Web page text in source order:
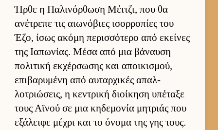
Ήρθε η Παλινόρ­θωση Μέιτζι, που θα
ανέτρεπε τις αιω­νόβιες ισορ­ροπίες του
Έζο, ίσως ακόμη περισ­σότερο από εκεί­νες
της Ια­πωνίας. Μέσα από μια βάναυση
πολιτική εκ­χέρ­σωσης και αποι­κισμού,
επιβαρυμένη από αυ­ταρ­χικές απαλ­
λοτριώσεις, η κεντρική διοί­κηση υπέταξε
τους Αϊνού σε μια κηδεμονία μητριάς που
εξάλειφε μέχρι και το όνομα της γης τους.